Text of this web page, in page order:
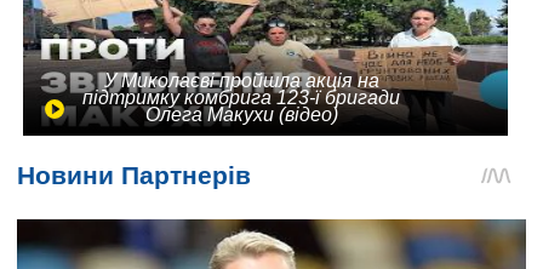
У Миколаєві пройшла акція на
підтримку комбрига 123-ї бригади
Олега Макухи (відео)